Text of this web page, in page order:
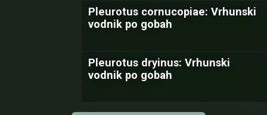
Pleurotus cornucopiae: Vrhunski
vodnik po gobah
Pleurotus dryinus: Vrhunski
vodnik po gobah